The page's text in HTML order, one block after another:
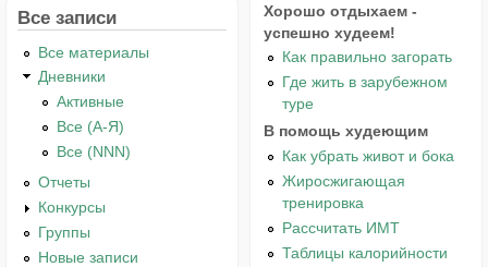
Все записи
Все материалы
Дневники
Активные
Все (А-Я)
Все (NNN)
Отчеты
Конкурсы
Группы
Новые записи
Хорошо отдыхаем -
успешно худеем!
Как правильно загорать
Где жить в зарубежном
туре
В помощь худеющим
Как убрать живот и бока
Жиросжигающая
тренировка
Рассчитать ИМТ
Таблицы калорийности